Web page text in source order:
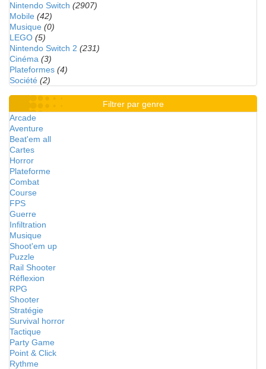
Nintendo Switch (2907)
Mobile (42)
Musique (0)
LEGO (5)
Nintendo Switch 2 (231)
Cinéma (3)
Plateformes (4)
Société (2)
Filtrer par genre
Arcade
Aventure
Beat'em all
Cartes
Horror
Plateforme
Combat
Course
FPS
Guerre
Infiltration
Musique
Shoot'em up
Puzzle
Rail Shooter
Réflexion
RPG
Shooter
Stratégie
Survival horror
Tactique
Party Game
Point & Click
Rythme